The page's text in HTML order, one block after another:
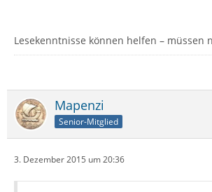
Lesekenntnisse können helfen – müssen
Mapenzi
Senior-Mitglied
3. Dezember 2015 um 20:36